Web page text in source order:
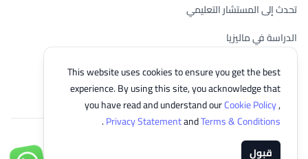
This website uses cookies to ensure you get the best
experience. By using this site, you acknowledge that
you have read and understand ourCookie Policy,
Privacy StatementandTerms & Conditions
.
قبول
تحدث إلى المستشار التعليمي
الدراسة في ماليزيا
تحقق من أهليتك
© 2026 EasyUni Sdn Bhd, company registration number 200801016907